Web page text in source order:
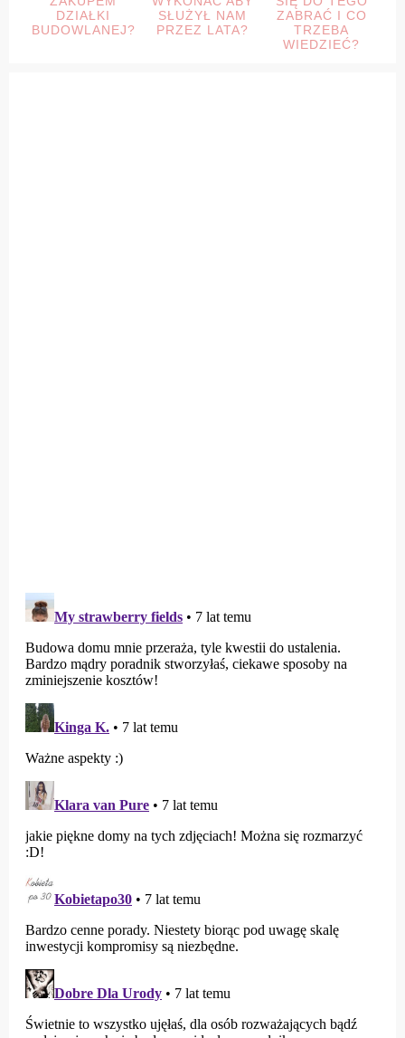
DZIAŁKI
BUDOWLANEJ?
SŁUŻYŁ NAM
PRZEZ LATA?
ZABRAĆ I CO
TRZEBA
WIEDZIEĆ?